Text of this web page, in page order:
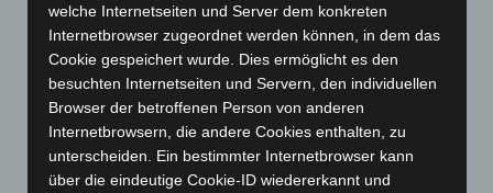
Mai 2025 (112)
April 2025
März 2025(111)
Februar 2025 (96)
Januar 2025 (88)
Dezember 2024(89)
welche Internetseiten und Server dem konkreten
Internetbrowser zugeordnet werden können, in dem das
Cookie gespeichert wurde. Dies ermöglicht es den
besuchten Internetseiten und Servern, den individuellen
Browser der betroffenen Person von anderen
Internetbrowsern, die andere Cookies enthalten, zu
unterscheiden. Ein bestimmter Internetbrowser kann
über die eindeutige Cookie-ID wiedererkannt und